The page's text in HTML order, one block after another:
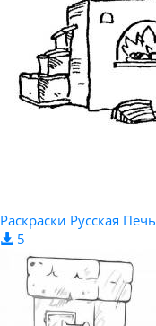
Раскраски Русская Печь
5